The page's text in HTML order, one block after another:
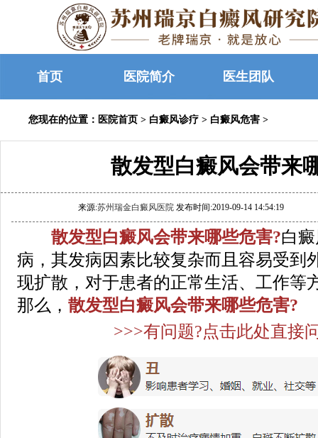
首页 医院简介 医生团队
您现在的位置： 医院首页 > 白癜风诊疗 > 白癜风危害 >
散发型白癜风会带来
来源:苏州瑞金白癜风医院 发布时间:2019-09-14 14:54:19
散发型白癜风会带来哪些危害?白
病，其发病因素比较复杂而且容易受到
现扩散，对于患者的正常生活、工作等
那么， 散发型白癜风会带来哪些危害?
>>>有问题?点击此处直接